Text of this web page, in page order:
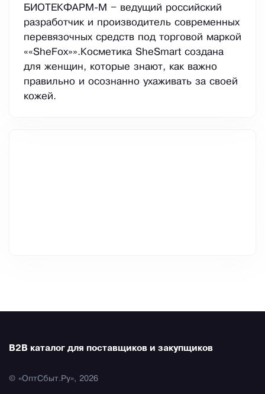
БИОТЕКФАРМ-М – ведущий российский
разработчик и производитель современных
перевязочных средств под торговой маркой
««SheFox»».Косметика SheSmart создана
для женщин, которые знают, как важно
правильно и осознанно ухаживать за своей
кожей.
B2B каталог для поставщиков и закупщиков
© «ОптСбыт.Ру», 2026